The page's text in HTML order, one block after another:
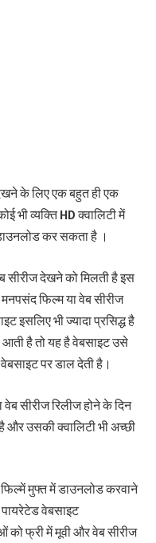
के लिए एक बहुत ही एक
भी व्यक्ति HD क्वालिटी में
कर सकता है ।
सीरीज देखने को मिलती है इस
फिल्म या वेब सीरीज
इसलिए भी ज्यादा प्रसिद्ध है
आती है तो यह है वेबसाइट उसे
पर डाल देती है।
सीरीज रिलीज होने के दिन
और उसकी क्वालिटी भी अच्छी
मुफ्त में डाउनलोड करवाने
वेबसाइट
को फ्री में मूवी और वेब सीरीज